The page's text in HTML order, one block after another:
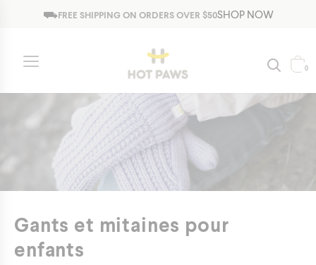
Jump to navigation
⛟FREE SHIPPING ON ORDERS OVER $50SHOP NOW
0
Gants et mitaines pour
enfants